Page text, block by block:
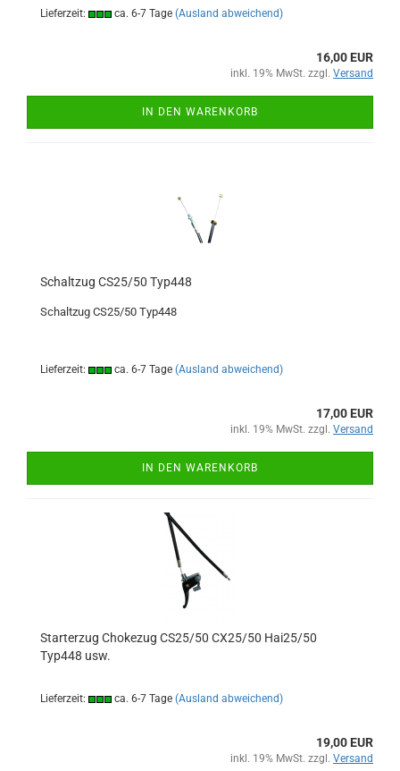
Lieferzeit: ca. 6-7 Tage (Ausland abweichend)
16,00 EUR
inkl. 19% MwSt. zzgl. Versand
IN DEN WARENKORB
Schaltzug CS25/50 Typ448
Schaltzug CS25/50 Typ448
Lieferzeit: ca. 6-7 Tage (Ausland abweichend)
17,00 EUR
inkl. 19% MwSt. zzgl. Versand
IN DEN WARENKORB
Starterzug Chokezug CS25/50 CX25/50 Hai25/50
Typ448 usw.
Lieferzeit: ca. 6-7 Tage (Ausland abweichend)
19,00 EUR
inkl. 19% MwSt. zzgl. Versand